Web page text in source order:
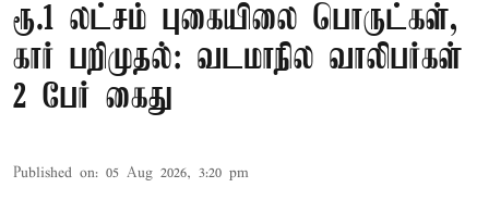
ரூ.1 லட்சம் புகையிலை பொருட்கள்,
கார் பறிமுதல்: வடமாநில வாலிபர்கள்
2 பேர் கைது
Published on: 05 Aug 2026, 3:20 pm